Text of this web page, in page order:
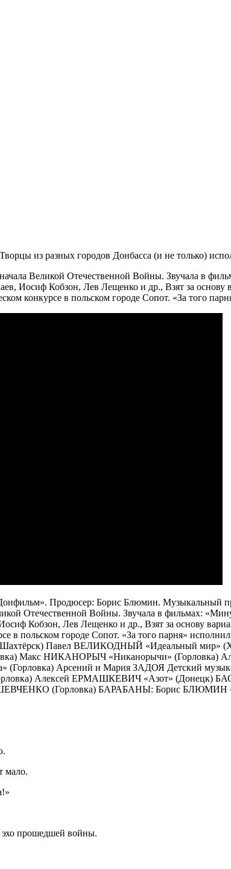
Творцы из разных городов Донбасса (и не только)
Великой Отечественной Войны. Звучала в
Иосиф Кобзон, Лев Лещенко и др., Взят за
конкурсе в польском городе Сопот. «За того
Продюсер: Борис Блюмин.
Отечественной Войны. Звучала в фильмах:
Кобзон, Лев Лещенко и др., Взят за основу
в польском городе Сопот. «За того парня»
Павел ВЕЛИКОДНЫЙ «Идеальный мир»
Макс НИКАНОРЫЧ «Никанорычи» (Горловка)
(Горловка) Арсений и Мария ЗАДОЯ Детский
Алексей ЕРМАШКЕВИЧ «Азот»
(Горловка) БАРАБАНЫ: Борис БЛЮМИН
мало.
эхо прошедшей войны.